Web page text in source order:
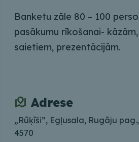
Banketu zāle 80 – 100
pasākumu rīkošanai-
saietiem, prezentācijām.
Adrese
„Rūķīši”, Egļusala, Rugāju
4570